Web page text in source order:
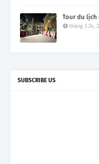
Tour du lịch
tháng 3 24,
SUBSCRIBE US